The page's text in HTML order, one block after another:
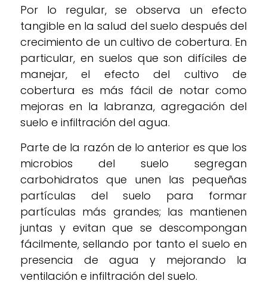
Por lo regular, se observa un efecto
tangible en la salud del suelo después del
crecimiento de un cultivo de cobertura. En
particular, en suelos que son difíciles de
manejar, el efecto del cultivo de
cobertura es más fácil de notar como
mejoras en la labranza, agregación del
suelo e infiltración del agua.
Parte de la razón de lo anterior es que los
microbios del suelo segregan
carbohidratos que unen las pequeñas
partículas del suelo para formar
partículas más grandes; las mantienen
juntas y evitan que se descompongan
fácilmente, sellando por tanto el suelo en
presencia de agua y mejorando la
ventilación e infiltración del suelo.